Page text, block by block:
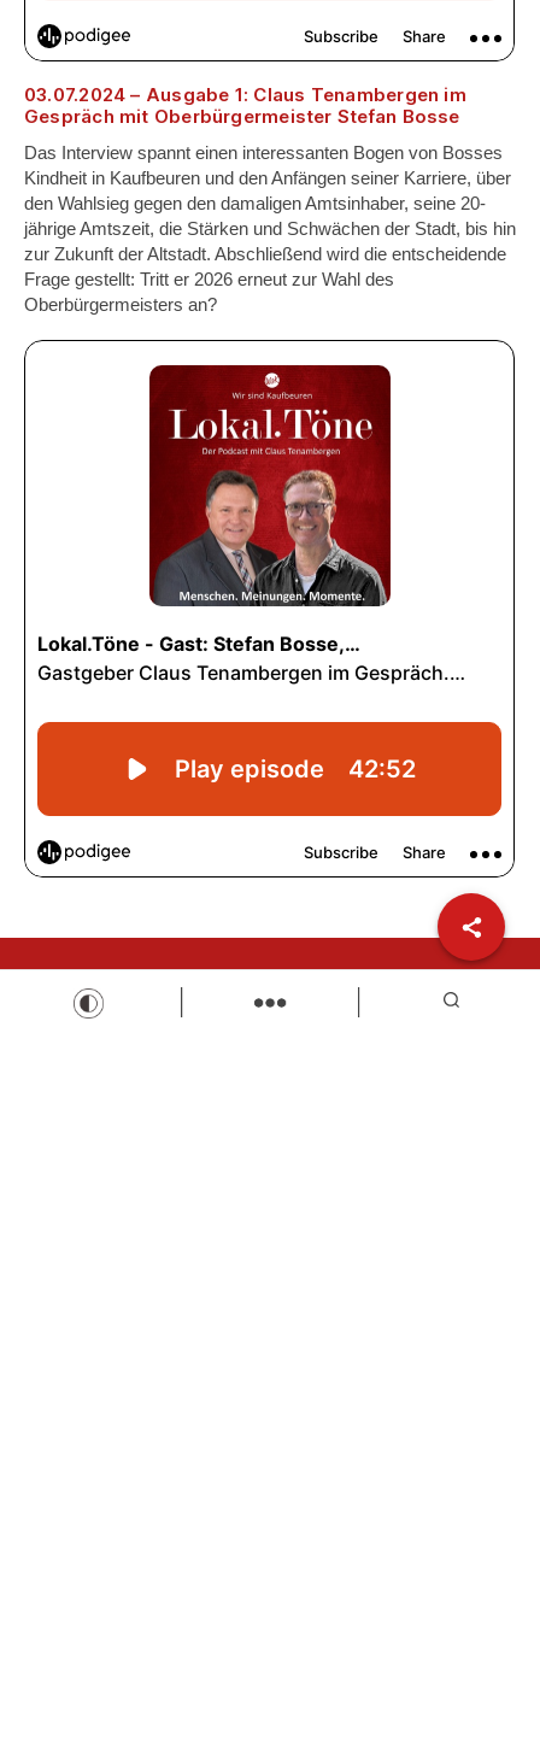
03.07.2024 – Ausgabe 1: Claus Tenambergen im
Gespräch mit Oberbürgermeister Stefan Bosse
Das Interview spannt einen interessanten Bogen von Bosses
Kindheit in Kaufbeuren und den Anfängen seiner Karriere, über
den Wahlsieg gegen den damaligen Amtsinhaber, seine 20-
jährige Amtszeit, die Stärken und Schwächen der Stadt, bis hin
zur Zukunft der Altstadt. Abschließend wird die entscheidende
Frage gestellt: Tritt er 2026 erneut zur Wahl des
Oberbürgermeisters an?
Wir sind Kaufbeuren